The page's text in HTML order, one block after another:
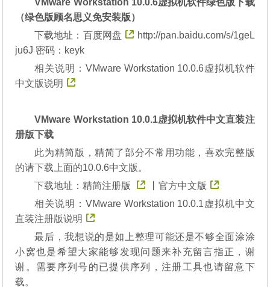
VMware Workstation 10.0.6虚拟机软件绿色版下载
（绿色版顾名思义免安装版）
下载地址： 百度网盘
http://pan.baidu.com/s/1geL
ju6J 密码：keyk
相关说明： VMware Workstation 10.0.6虚拟机软件
中文版说明
VMware Workstation 10.0.1虚拟机软件中文直装注
册版下载
此为精简版，精简了部分不常用功能，喜欢完整版
的请下载上面的10.0.6中文版。
下载地址：精简注册版 丨官方中文版
相关说明： VMware Workstation 10.0.1虚拟机中文
直装注册版说明
最后，我想说的是如上整理可能还是不够全面涂涂
小窝也是希望大家能够发现问题来补充留言指正，谢
谢。需要序列号的已提供序列，注册工具也请留意下
载。